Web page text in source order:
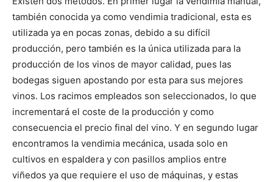
también conocida ya como vendimia tradicional, esta es
utilizada ya en pocas zonas, debido a su difícil
producción, pero también es la única utilizada para la
producción de los vinos de mayor calidad, pues las
bodegas siguen apostando por esta para sus mejores
vinos. Los racimos empleados son seleccionados, lo que
incrementará el coste de la producción y como
consecuencia el precio final del vino. Y en segundo lugar
encontramos la vendimia mecánica, usada solo en
cultivos en espaldera y con pasillos amplios entre
viñedos ya que requiere el uso de máquinas, y estas